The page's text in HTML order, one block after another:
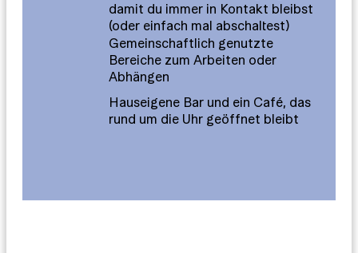
damit du immer in Kontakt bleibst
(oder einfach mal abschaltest)
Gemeinschaftlich genutzte
Bereiche zum Arbeiten oder
Abhängen
Hauseigene Bar und ein Café, das
rund um die Uhr geöffnet bleibt